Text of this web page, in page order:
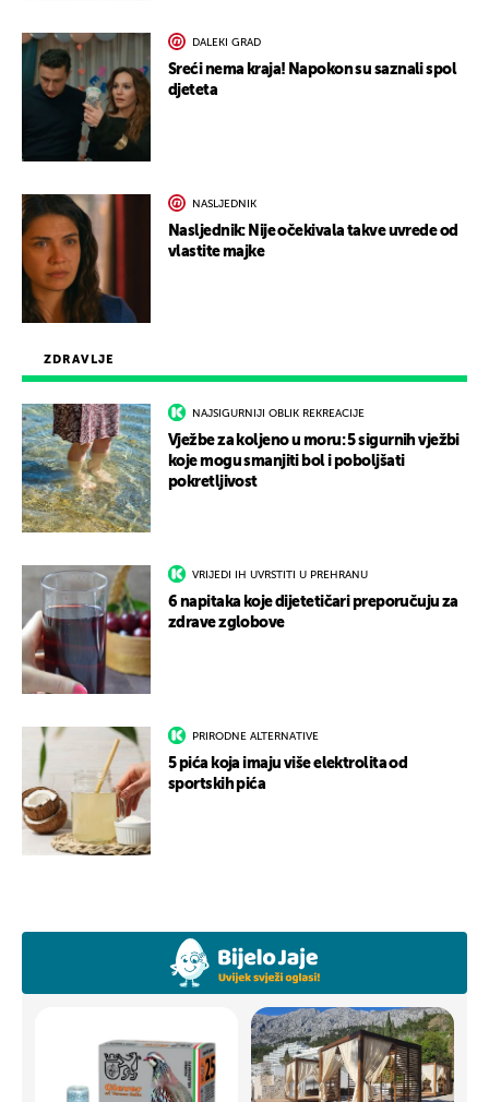
ZDRAVLJE
NAJSIGURNIJI OBLIK REKREACIJE
Vježbe za koljeno u moru: 5 sigurnih vježbi
koje mogu smanjiti bol i poboljšati
pokretljivost
VRIJEDI IH UVRSTITI U PREHRANU
6 napitaka koje dijetetičari preporučuju za
zdrave zglobove
PRIRODNE ALTERNATIVE
5 pića koja imaju više elektrolita od
sportskih pića
DALEKI GRAD
Sreći nema kraja! Napokon su saznali spol
djeteta
NASLJEDNIK
Nasljednik: Nije očekivala takve uvrede od
vlastite majke